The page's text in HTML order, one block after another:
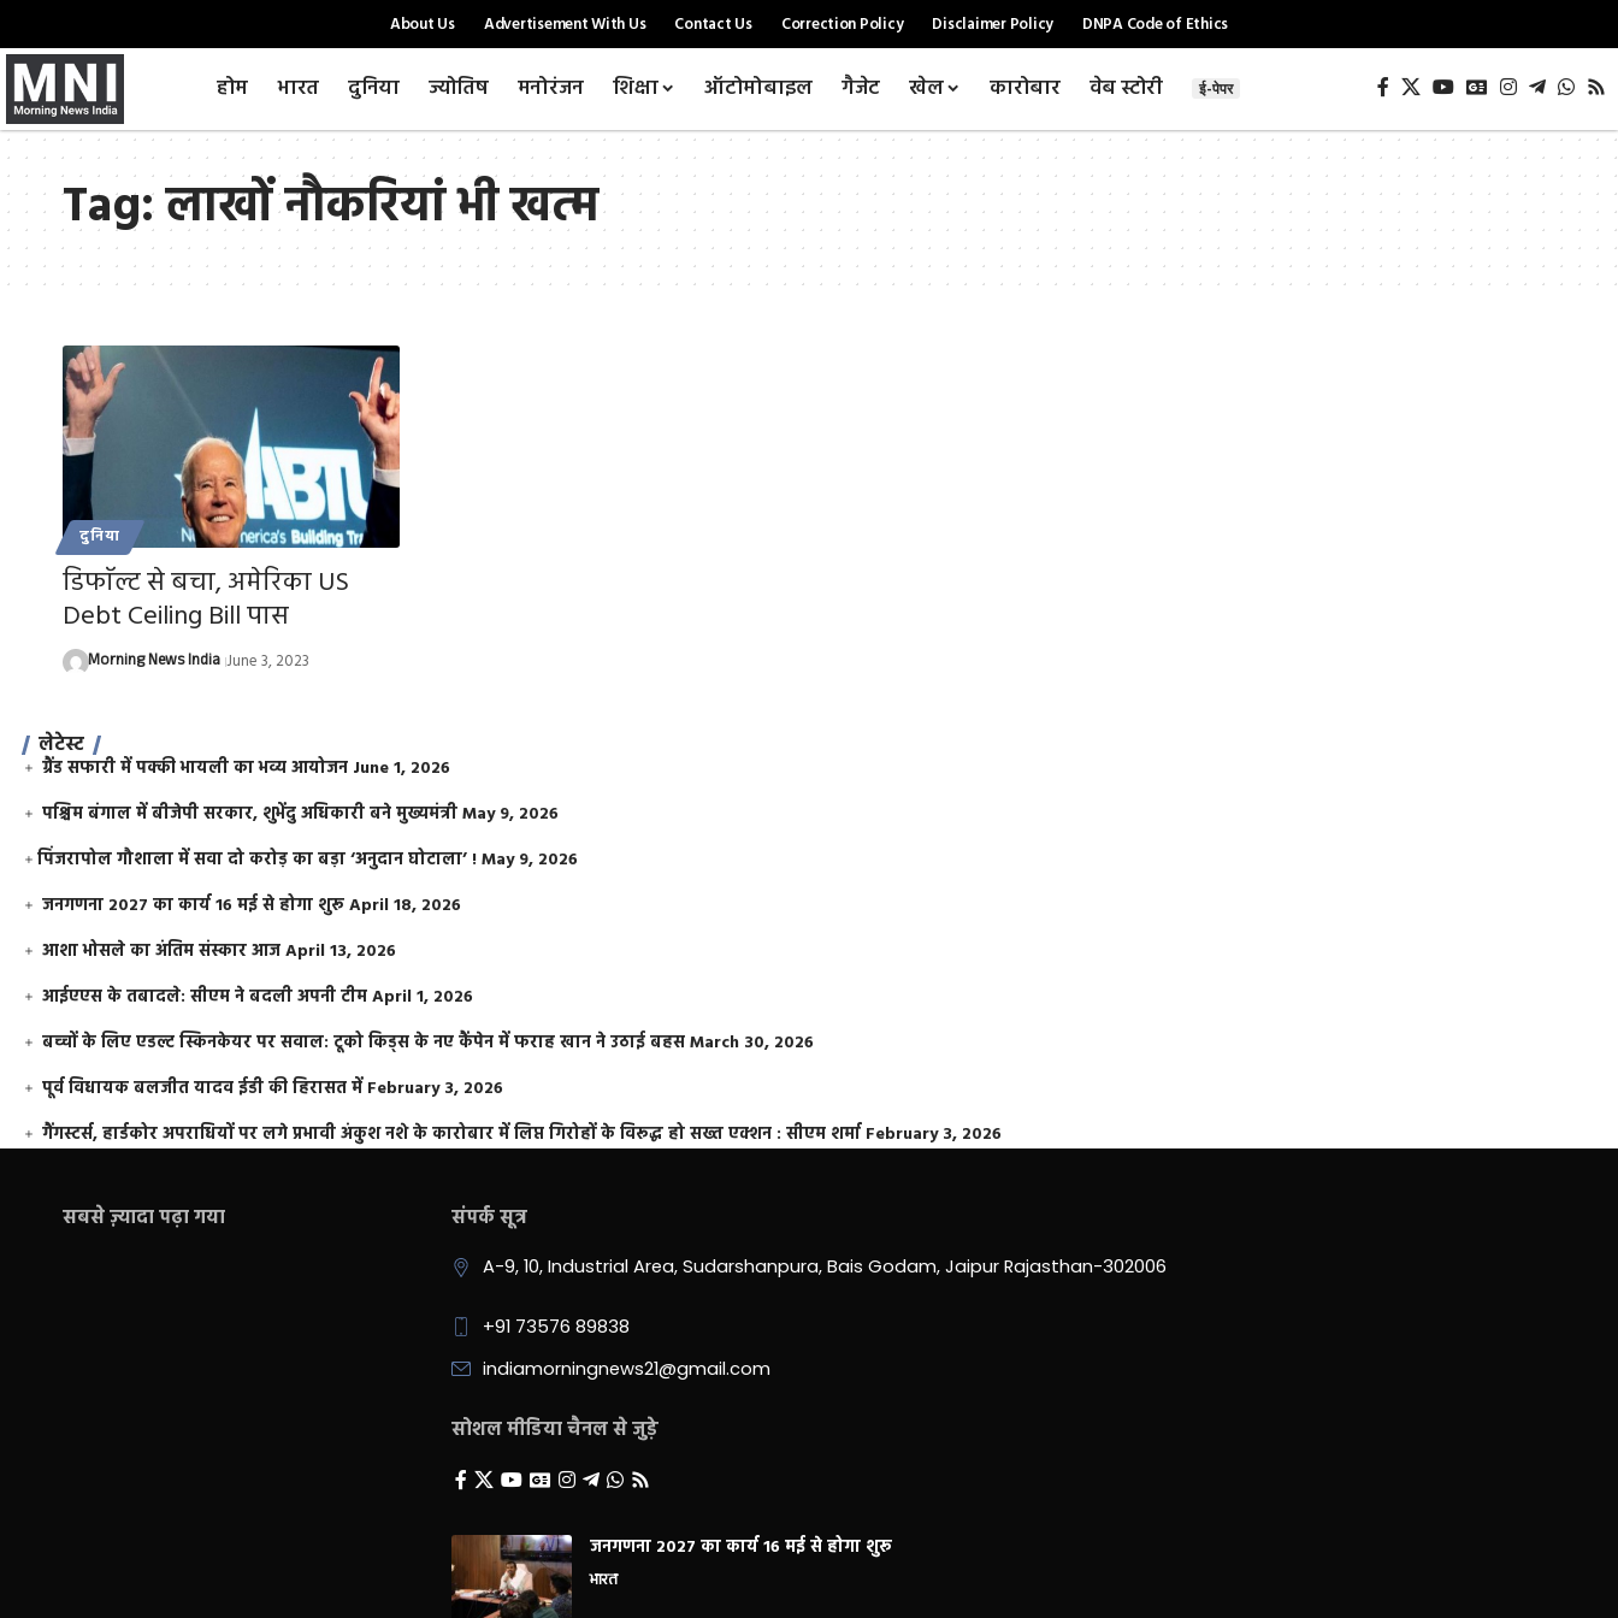
About Us Advertisement With Us Contact Us Correction Policy Disclaimer Policy DNPA Code of Ethics
होम भारत दुनिया ज्योतिष मनोरंजन शिक्षा ऑटोमोबाइल गैजेट खेल कारोबार वेब स्टोरी ई-पेपर
Tag:लाखों नौकरियां भी खत्म
दुनिया
डिफाॅल्ट से बचा, अमेरिका US
Debt Ceiling Bill पास
Morning News India June 3, 2023
लेटेस्ट
ग्रैंड सफारी में पक्की भायली का भव्य आयोजन June 1, 2026
पश्चिम बंगाल में बीजेपी सरकार, शुभेंदु अधिकारी बने मुख्यमंत्रीMay 9, 2026
​पिंजरापोल गौशाला में सवा दो करोड़ का बड़ा ‘अनुदान घोटाला’ !May 9, 2026
जनगणना 2027 का कार्य 16 मई से होगा शुरूApril 18, 2026
आशा भोसले का अंतिम संस्कार आजApril 13, 2026
आईएएस के तबादले: सीएम ने बदली अपनी टीमApril 1, 2026
बच्चों के लिए एडल्ट स्किनकेयर पर सवाल: टूको किड्स के नए कैंपेन में फराह खान ने उठाई बहसMarch 30, 2026
पूर्व विधायक बलजीत यादव ईडी की हिरासत में February 3, 2026
गैंगस्टर्स, हार्डकोर अपराधियों पर लगे प्रभावी अंकुश नशे के कारोबार में लिप्त गिरोहों के विरूद्ध हो सख्त एक्शन : सीएम शर्मा February 3, 2026
सबसे ज़्यादा पढ़ा गया संपर्क सूत्र
A-9, 10, Industrial Area, Sudarshanpura, Bais Godam, Jaipur Rajasthan-302006
+91 73576 89838
indiamorningnews21@gmail.com
सोशल मीडिया चैनल से जुड़े
जनगणना 2027 का कार्य 16 मई से होगा शुरू
भारत